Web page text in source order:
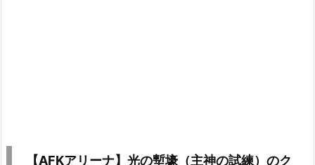
【AFKアリーナ】光の塹壕（主神の試練）のク